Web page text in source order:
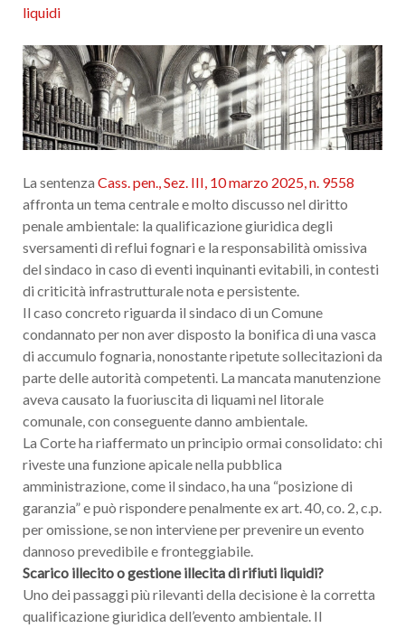
liquidi
La sentenza Cass. pen., Sez. III, 10 marzo 2025, n. 9558
affronta un tema centrale e molto discusso nel diritto
penale ambientale: la qualificazione giuridica degli
sversamenti di reflui fognari e la responsabilità omissiva
del sindaco in caso di eventi inquinanti evitabili, in contesti
di criticità infrastrutturale nota e persistente.
Il caso concreto riguarda il sindaco di un Comune
condannato per non aver disposto la bonifica di una vasca
di accumulo fognaria, nonostante ripetute sollecitazioni da
parte delle autorità competenti. La mancata manutenzione
aveva causato la fuoriuscita di liquami nel litorale
comunale, con conseguente danno ambientale.
La Corte ha riaffermato un principio ormai consolidato: chi
riveste una funzione apicale nella pubblica
amministrazione, come il sindaco, ha una “posizione di
garanzia” e può rispondere penalmente ex art. 40, co. 2, c.p.
per omissione, se non interviene per prevenire un evento
dannoso prevedibile e fronteggiabile.
Scarico illecito o gestione illecita di rifiuti liquidi?
Uno dei passaggi più rilevanti della decisione è la corretta
qualificazione giuridica dell’evento ambientale. Il